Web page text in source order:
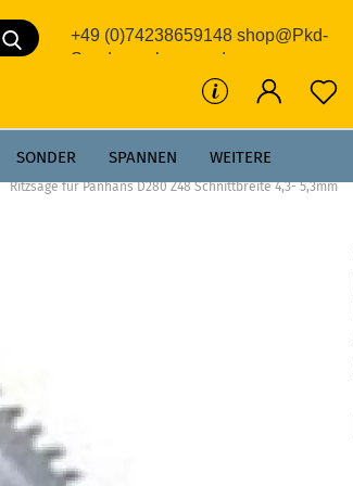
Suche...+49 (0)74238659148 shop@Pkd-
Sonderwerkzeuge.de
SONDER SPANNEN WEITERE
Ritzsäge für Panhans D280 Z48 Schnittbreite 4,3- 5,3mm